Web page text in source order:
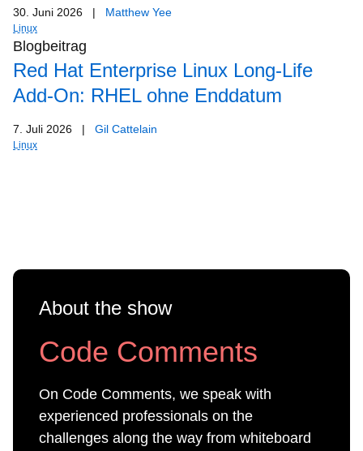
30. Juni 2026 | Matthew Yee
Linux
Blogbeitrag
Red Hat Enterprise Linux Long-Life
Add-On: RHEL ohne Enddatum
7. Juli 2026 | Gil Cattelain
Linux
About the show
Code Comments
On Code Comments, we speak with
experienced professionals on the
challenges along the way from whiteboard